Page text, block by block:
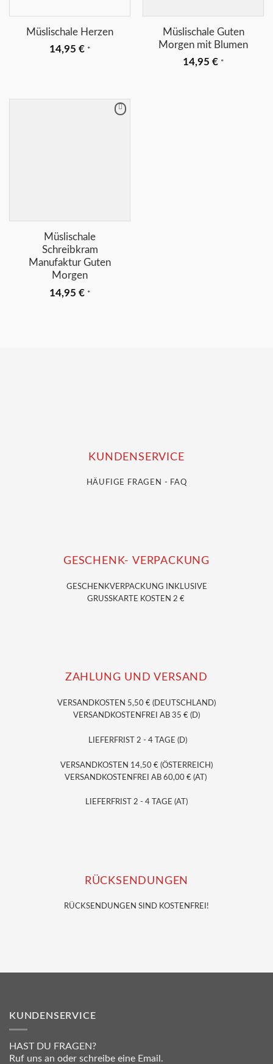
Müslischale Herzen
14,95 € *
Müslischale Guten
Morgen mit Blumen
14,95 € *
Merkliste
Müslischale
Schreibkram
Manufaktur Guten
Morgen
14,95 € *
KUNDENSERVICE
HÄUFIGE FRAGEN - FAQ
GESCHENK- VERPACKUNG
GESCHENKVERPACKUNG
INKLUSIVE
GRUSSKARTE KOSTEN 2 €
ZAHLUNG UND VERSAND
VERSANDKOSTEN 5,50 € (DEUTSCHLAND)
VERSANDKOSTENFREI AB 35 € (D)
LIEFERFRIST 2 - 4 TAGE (D)
VERSANDKOSTEN 14,50 € (ÖSTERREICH)
VERSANDKOSTENFREI AB 60,00 € (AT)
LIEFERFRIST 2 - 4 TAGE (AT)
RÜCKSENDUNGEN
RÜCKSENDUNGEN SIND KOSTENFREI!
KUNDENSERVICE
HAST DU FRAGEN?
Ruf uns an oder schreibe eine Email.